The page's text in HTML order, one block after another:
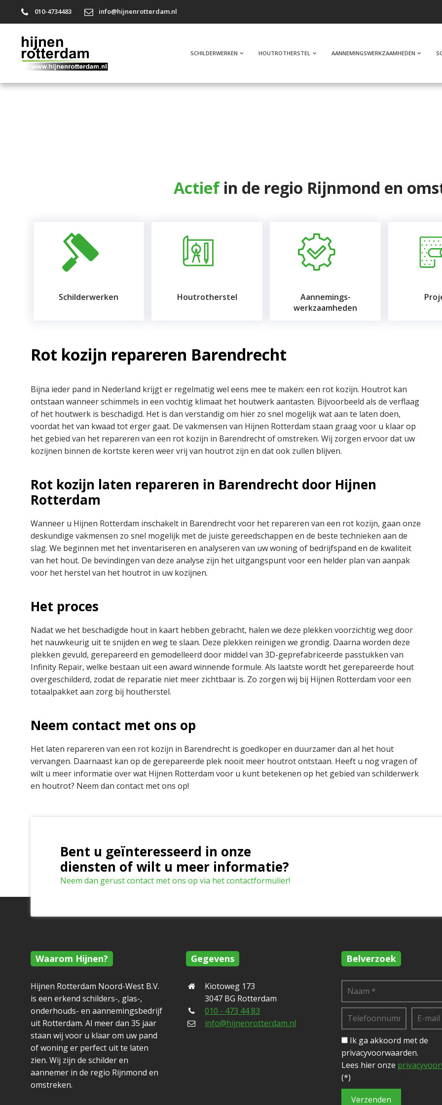
010-4734483 info@hijnenrotterdam.nl
SCHILDERWERKEN HOUTROTHERSTEL AANNEMINGSWERKZAAMHEDEN
Actiefin de regio Rijnmond en
Schilderwerken Houtrotherstel
Aannemings-
werkzaamheden
Rot kozijn repareren Barendrecht
Bijna ieder pand in Nederland krijgt er regelmatig wel eens mee te maken: een rot kozijn. Houtrot kan
ontstaan wanneer schimmels in een vochtig klimaat het houtwerk aantasten. Bijvoorbeeld als de verflaag
of het houtwerk is beschadigd. Het is dan verstandig om hier zo snel mogelijk wat aan te laten doen,
voordat het van kwaad tot erger gaat. De vakmensen van Hijnen Rotterdam staan graag voor u klaar op
het gebied van het repareren van een rot kozijn in Barendrecht of omstreken. Wij zorgen ervoor dat uw
kozijnen binnen de kortste keren weer vrij van houtrot zijn en dat ook zullen blijven.
Rot kozijn laten repareren in Barendrecht door Hijnen
Rotterdam
Wanneer u Hijnen Rotterdam inschakelt in Barendrecht voor het repareren van een rot kozijn, gaan onze
deskundige vakmensen zo snel mogelijk met de juiste gereedschappen en de beste technieken aan de
slag. We beginnen met het inventariseren en analyseren van uw woning of bedrijfspand en de kwaliteit
van het hout. De bevindingen van deze analyse zijn het uitgangspunt voor een helder plan van aanpak
voor het herstel van het houtrot in uw kozijnen.
Het proces
Nadat we het beschadigde hout in kaart hebben gebracht, halen we deze plekken voorzichtig weg door
het nauwkeurig uit te snijden en weg te slaan. Deze plekken reinigen we grondig. Daarna worden deze
plekken gevuld, gerepareerd en gemodelleerd door middel van 3D-geprefabriceerde passtukken van
Infinity Repair, welke bestaan uit een award winnende formule. Als laatste wordt het gerepareerde hout
overgeschilderd, zodat de reparatie niet meer zichtbaar is. Zo zorgen wij bij Hijnen Rotterdam voor een
totaalpakket aan zorg bij houtherstel.
Neem contact met ons op
Het laten repareren van een rot kozijn in Barendrecht is goedkoper en duurzamer dan al het hout
vervangen. Daarnaast kan op de gerepareerde plek nooit meer houtrot ontstaan. Heeft u nog vragen of
wilt u meer informatie over wat Hijnen Rotterdam voor u kunt betekenen op het gebied van schilderwerk
en houtrot? Neem dan contact met ons op!
Bent u geïnteresseerd in onze
diensten of wilt u meer informatie?
Neem dan gerust contact met ons op via het contactformulier!
Waarom Hijnen?
Hijnen Rotterdam Noord-West B.V.
is een erkend schilders-, glas-,
onderhouds- en aannemingsbedrijf
uit Rotterdam. Al meer dan 35 jaar
staan wij voor u klaar om uw pand
of woning er perfect uit te laten
zien. Wij zijn de schilder en
aannemer in de regio Rijnmond en
omstreken.
Gegevens
Kiotoweg 173
3047 BG Rotterdam
010 - 473 44 83
info@hijnenrotterdam.nl
Belverzoek
Ik ga akkoord met de
privacyvoorwaarden.
Lees hier onze
(*)